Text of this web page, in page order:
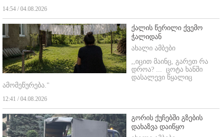
14:54 / 04.08.2026
ქალის წერილი ქვემო
ჭალიდან
ახალი ამბები
,,იცით მაინც, გარეთ რა
დროა? ... ცოტა ხანში
დასალევი წყალიც
ამომეწურება."
12:41 / 04.08.2026
გორის ქუჩებში გზების
დახაზვა დაიწყო